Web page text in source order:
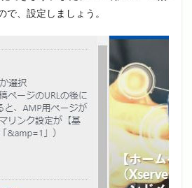
で、設定しましょう。